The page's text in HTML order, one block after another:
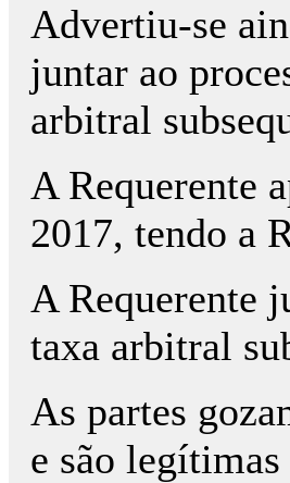
Advertiu-se
juntar ao
arbitral
A Requerente
2017, tendo a
A Requerente
taxa arbitral
As partes
e são